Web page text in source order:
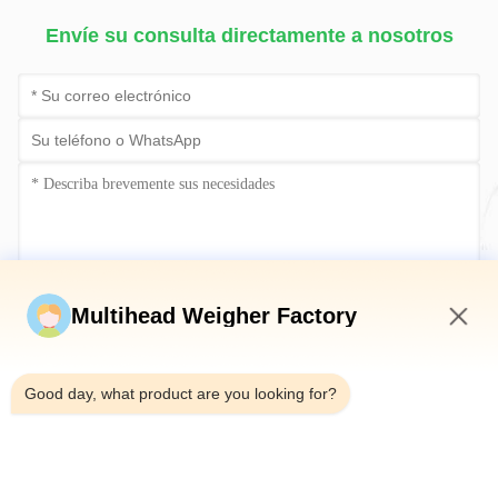
Envíe su consulta directamente a nosotros
Envíe ahora
Multihead Weigher Factory
Good day, what product are you looking for?